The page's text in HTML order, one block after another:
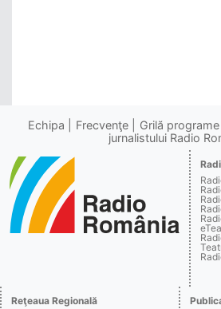
Echipa Frecvenţe Grilă programe
jurnalistului Radio
Reţeaua Regională